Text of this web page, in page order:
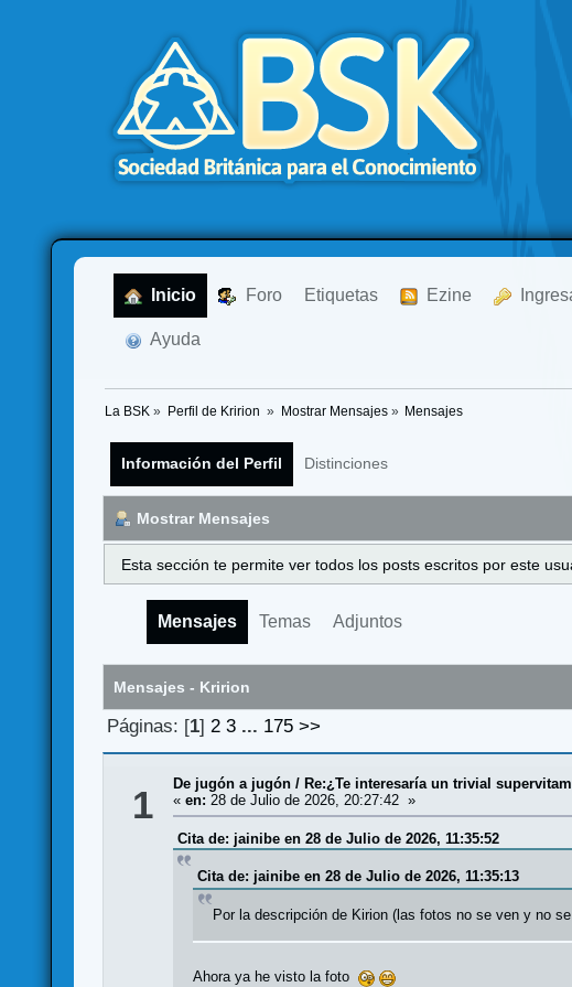
Inicio Foro Etiquetas Ezine
Ayuda
La BSK » Perfil de Kririon » Mostrar Mensajes» Mensajes
Información del Perfil Distinciones
Mostrar Mensajes
Esta sección te permite ver todos los posts escritos por este
Mensajes Temas Adjuntos
Mensajes - Kririon
Páginas: [1] 2 3 ... 175 >>
1 De jugón a jugón / Re:¿Te interesaría un trivial
«en: 28 de Julio de 2026, 20:27:42 »
Cita de: jainibe en 28 de Julio de 2026, 11:35:52
Cita de: jainibe en 28 de Julio de 2026, 11:35:13
Por la descripción de Kirion (las fotos no se ven y no
Ahora ya he visto la foto